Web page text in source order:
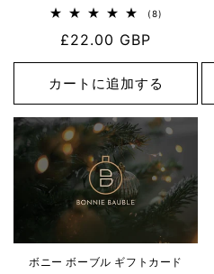
(8)
ー
通
常
価
格
£22.00 GBP
カートに追加する
ボニー ボーブル ギフトカード